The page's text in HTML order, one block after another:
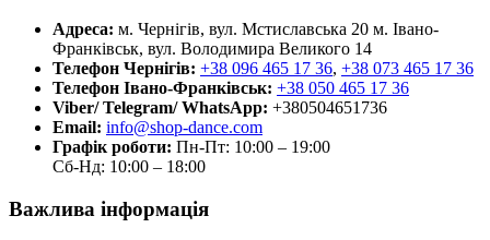
Адреса: м. Чернігів, вул. Мстиславська 20 м. Івано-
Франківськ, вул. Володимира Великого 14
Телефон Чернігів: +38 096 465 17 36, +38 073 465 17 36
Телефон Івано-Франківськ: +38 050 465 17 36
Viber/ Telegram/ WhatsApp: +380504651736
Email: info@shop-dance.com
Графік роботи: Пн-Пт: 10:00 – 19:00
Сб-Нд: 10:00 – 18:00
Важлива інформація